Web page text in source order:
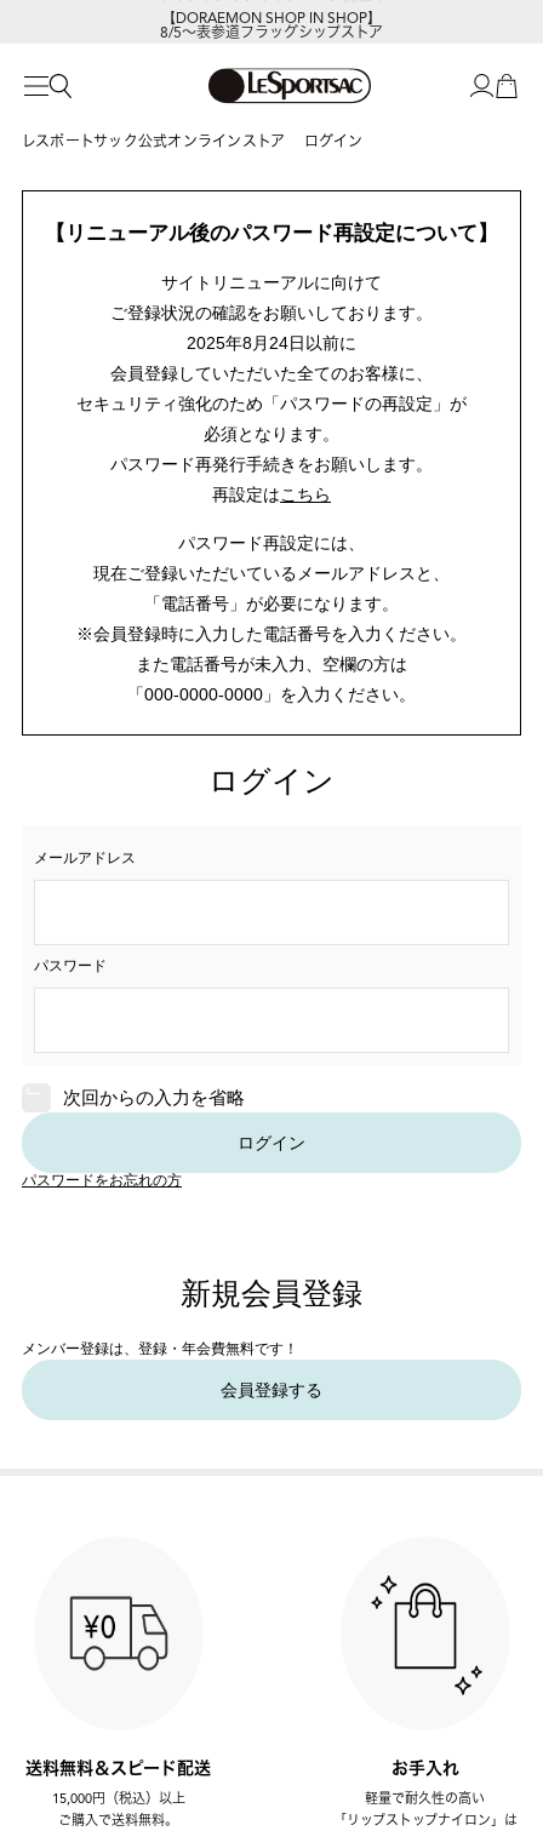
【DORAEMON SHOP IN SHOP】
8/5～表参道フラッグシップストア
レスポートサック公式オンラインストア ログイン
【リニューアル後のパスワード再設定について】
サイトリニューアルに向けて
ご登録状況の確認をお願いしております。
2025年8月24日以前に
会員登録していただいた全てのお客様に、
セキュリティ強化のため「パスワードの再設定」が
必須となります。
パスワード再発行手続きをお願いします。
再設定はこちら
パスワード再設定には、
現在ご登録いただいているメールアドレスと、
「電話番号」が必要になります。
※会員登録時に入力した電話番号を入力ください。
また電話番号が未入力、空欄の方は
「000-0000-0000」を入力ください。
ログイン
メールアドレス
パスワード
次回からの入力を省略
ログイン
パスワードをお忘れの方
新規会員登録
メンバー登録は、登録・年会費無料です！
会員登録する
送料無料＆スピード配送
15,000円（税込）以上
ご購入で送料無料。
お手入れ
軽量で耐久性の高い
「リップストップナイロン」は